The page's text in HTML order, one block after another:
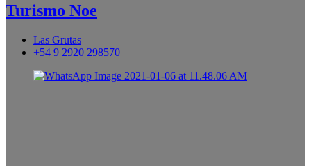
Turismo Noe
Las Grutas
+54 9 2920 298570